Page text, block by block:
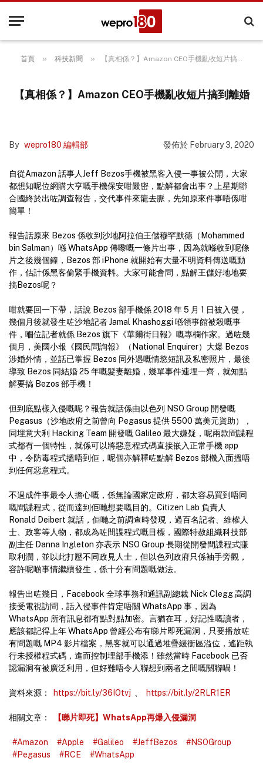
首頁 » 科技新聞 » 【真相係？】Amazon CEO手機亂收短片搞到離婚
【真相係？】Amazon CEO手機亂收短片搞到離婚
By wepro180 編輯部 發佈於 February 3, 2020
自從Amazon 話事人Jeff Bezos手機被黑客入侵一事被公開，大家
都想知呢位網購大亨嘅手機保安咁嚴密，點解都會出事？上星期聯
合國終於出咗調查報告，交代事件來龍去脈，先知原來件事唔係咁
簡單！
報告話原來 Bezos 係收到沙地阿拉伯王儲穆罕默德（Mohammed
bin Salman）喺 WhatsApp 傳嚟嘅一條片出事，因為就喺收到呢條
片之後幾個鐘，Bezos 部 iPhone 就開始有大量不明資料傳送嘅動
作，估計係黑客偷緊手機資料。大家可能會問，點解王儲好地地要
搞Bezos呢？
咁就要回一下帶，話說 Bezos 部手機係 2018 年 5 月 1 日被入侵，
幾個月後就發生咗沙地記者 Jamal Khashoggi 喺領事館被殺嘅事
件，嗰位記者就係 Bezos 旗下《華爾街日報》嘅專欄作家。過咗幾
個月，美國小報《國民問詢報》（National Enquirer）大爆 Bezos
涉婚外情，並話已掌握 Bezos 同外遇嘅情慾短訊及私密照片，最後
導致 Bezos 同結婚 25 年嘅髮妻離婚，幾單事件連埋一齊，就知點
解要搞 Bezos 部手機！
但到底點樣入侵嘅呢？報告就話係由以色列 NSO Group 開發嘅
Pegasus（沙地政府之前曾向 Pegasus 提供 5500 萬美元資助），
同埋意大利 Hacking Team 開發嘅 Galileo 最大嫌疑，呢兩款間諜程
式都有一個特性，就係可以將惡意程式碼直接嵌入正常手機 app
中，令防毒程式搵唔到佢，呢個亦解釋咗點解 Bezos 部機入面搵唔
到任何惡意程式。
不過成件事最令人擔心嘅，係無論國家定政府，都太容易買到唔同
嘅間諜程式，從而達到佢哋想要嘅目的。Citizen Lab 負責人
Ronald Deibert 就話，佢哋之前調查時發現，過百名記者、維權人
士、政客等人物，都成為咗間諜程式嘅目標，國際特赦組織科技部
副主任 Danna Ingleton 亦表示 NSO Group 長期從開發間諜程式賺
取利潤，並以此打壓不同政見人士，但以色列政府只係袖手旁觀，
容許呢啲事情繼續發生，係十分有問題嘅做法。
報告出咗幾日，Facebook 全球事務和通訊副總裁 Nick Clegg 高調
接受電視訪問，話入侵事件肯定唔關 WhatsApp 事，因為
WhatsApp 所有訊息都有點對點加密。言猶在耳，好記性嘅讀者，
應該都記得上年 WhatsApp 曾經公布有睇片即死漏洞，只要播放咗
有問題嘅 MP4 影片檔案，黑客就可以通過堆疊緩衝區溢位，遙距執
行未授權程式碼，進而控制埋部手機添！雖然當時 Facebook 已否
認漏洞有被廣泛利用，但好難唔令人聯想到兩者之間嘅關聯喎！
資料來源： https://bit.ly/36IOtvj https://bit.ly/2RLR1ER
相關文章： 【睇片即死】WhatsApp再爆入侵漏洞
#Amazon #Apple #Galileo #JeffBezos
#NSOGroup
#Pegasus
#RCE #WhatsApp